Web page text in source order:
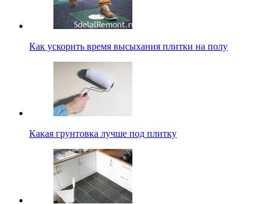
Как ускорить время высыхания плитки на полу
Какая грунтовка лучше под плитку